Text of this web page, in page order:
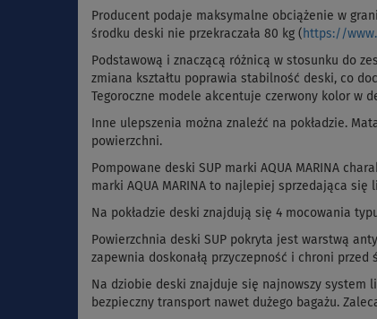
Producent podaje maksymalne obciążenie w
środku deski nie przekraczała 80 kg ( https://
Podstawową i znaczącą różnicą w stosunku do
zmiana kształtu poprawia stabilność deski, co
Tegoroczne modele akcentuje czerwony kolor w
Inne ulepszenia można znaleźć na pokładzie.
powierzchni.
Pompowane deski SUP marki AQUA MARINA
marki AQUA MARINA to najlepiej sprzedająca się
Na pokładzie deski znajdują się 4 mocowania
Powierzchnia deski SUP pokryta jest warstwą
zapewnia doskonałą przyczepność i chroni
Na dziobie deski znajduje się najnowszy system
bezpieczny transport nawet dużego bagażu.